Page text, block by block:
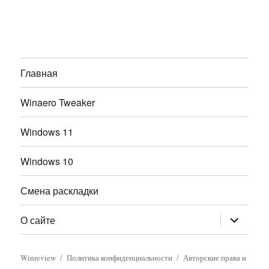
Главная
Winaero Tweaker
Windows 11
Windows 10
Смена раскладки
О сайте раскрыть
дочернее
меню
Winreview Политика конфиденциальности
Авторские права и